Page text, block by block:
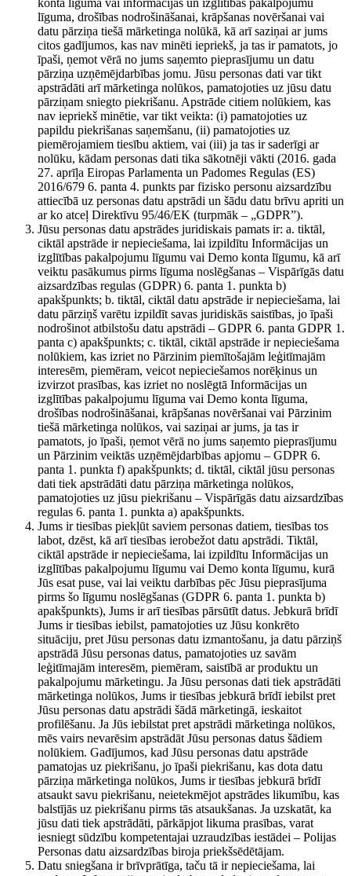
konta līguma vai informācijas un izglītības pakalpojumu
līguma, drošības nodrošināšanai, krāpšanas novēršanai vai
datu pārziņa tiešā mārketinga nolūkā, kā arī saziņai ar jums
citos gadījumos, kas nav minēti iepriekš, ja tas ir pamatots, jo
īpaši, ņemot vērā no jums saņemto pieprasījumu un datu
pārziņa uzņēmējdarbības jomu. Jūsu personas dati var tikt
apstrādāti arī mārketinga nolūkos, pamatojoties uz jūsu datu
pārziņam sniegto piekrišanu. Apstrāde citiem nolūkiem, kas
nav iepriekš minētie, var tikt veikta: (i) pamatojoties uz
papildu piekrišanas saņemšanu, (ii) pamatojoties uz
piemērojamiem tiesību aktiem, vai (iii) ja tas ir saderīgi ar
nolūku, kādam personas dati tika sākotnēji vākti (2016. gada
27. aprīļa Eiropas Parlamenta un Padomes Regulas (ES)
2016/679 6. panta 4. punkts par fizisko personu aizsardzību
attiecībā uz personas datu apstrādi un šādu datu brīvu apriti un
ar ko atceļ Direktīvu 95/46/EK (turpmāk – „GDPR”).
Jūsu personas datu apstrādes juridiskais pamats ir: a. tiktāl,
ciktāl apstrāde ir nepieciešama, lai izpildītu Informācijas un
izglītības pakalpojumu līgumu vai Demo konta līgumu, kā arī
veiktu pasākumus pirms līguma noslēgšanas – Vispārīgās datu
aizsardzības regulas (GDPR) 6. panta 1. punkta b)
apakšpunkts; b. tiktāl, ciktāl datu apstrāde ir nepieciešama, lai
datu pārziņš varētu izpildīt savas juridiskās saistības, jo īpaši
nodrošinot atbilstošu datu apstrādi – GDPR 6. panta GDPR 1.
panta c) apakšpunkts; c. tiktāl, ciktāl apstrāde ir nepieciešama
nolūkiem, kas izriet no Pārzinim piemītošajām leģitīmajām
interesēm, piemēram, veicot nepieciešamos norēķinus un
izvirzot prasības, kas izriet no noslēgtā Informācijas un
izglītības pakalpojumu līguma vai Demo konta līguma,
drošības nodrošināšanai, krāpšanas novēršanai vai Pārzinim
tiešā mārketinga nolūkos, vai saziņai ar jums, ja tas ir
pamatots, jo īpaši, ņemot vērā no jums saņemto pieprasījumu
un Pārzinim veiktās uzņēmējdarbības apjomu – GDPR 6.
panta 1. punkta f) apakšpunkts; d. tiktāl, ciktāl jūsu personas
dati tiek apstrādāti datu pārziņa mārketinga nolūkos,
pamatojoties uz jūsu piekrišanu – Vispārīgās datu aizsardzības
regulas 6. panta 1. punkta a) apakšpunkts.
Jums ir tiesības piekļūt saviem personas datiem, tiesības tos
labot, dzēst, kā arī tiesības ierobežot datu apstrādi. Tiktāl,
ciktāl apstrāde ir nepieciešama, lai izpildītu Informācijas un
izglītības pakalpojumu līgumu vai Demo konta līgumu, kurā
Jūs esat puse, vai lai veiktu darbības pēc Jūsu pieprasījuma
pirms šo līgumu noslēgšanas (GDPR 6. panta 1. punkta b)
apakšpunkts), Jums ir arī tiesības pārsūtīt datus. Jebkurā brīdī
Jums ir tiesības iebilst, pamatojoties uz Jūsu konkrēto
situāciju, pret Jūsu personas datu izmantošanu, ja datu pārziņš
apstrādā Jūsu personas datus, pamatojoties uz savām
leģitīmajām interesēm, piemēram, saistībā ar produktu un
pakalpojumu mārketingu. Ja Jūsu personas dati tiek apstrādāti
mārketinga nolūkos, Jums ir tiesības jebkurā brīdī iebilst pret
Jūsu personas datu apstrādi šādā mārketingā, ieskaitot
profilēšanu. Ja Jūs iebilstat pret apstrādi mārketinga nolūkos,
mēs vairs nevarēsim apstrādāt Jūsu personas datus šādiem
nolūkiem. Gadījumos, kad Jūsu personas datu apstrāde
pamatojas uz piekrišanu, jo īpaši piekrišanu, kas dota datu
pārziņa mārketinga nolūkos, Jums ir tiesības jebkurā brīdī
atsaukt savu piekrišanu, neietekmējot apstrādes likumību, kas
balstījās uz piekrišanu pirms tās atsaukšanas. Ja uzskatāt, ka
jūsu dati tiek apstrādāti, pārkāpjot likuma prasības, varat
iesniegt sūdzību kompetentajai uzraudzības iestādei – Polijas
Personas datu aizsardzības biroja priekšsēdētājam.
Datu sniegšana ir brīvprātīga, taču tā ir nepieciešama, lai